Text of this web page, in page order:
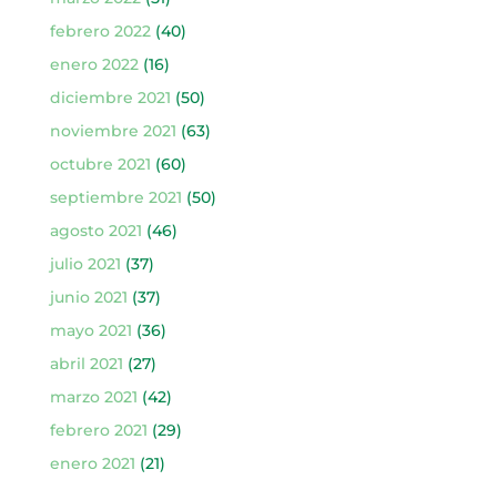
febrero 2022(40)
enero 2022(16)
diciembre 2021 (50)
noviembre 2021 (63)
octubre 2021 (60)
septiembre 2021 (50)
agosto 2021 (46)
julio 2021 (37)
junio 2021 (37)
mayo 2021 (36)
abril 2021 (27)
marzo 2021 (42)
febrero 2021 (29)
enero 2021 (21)